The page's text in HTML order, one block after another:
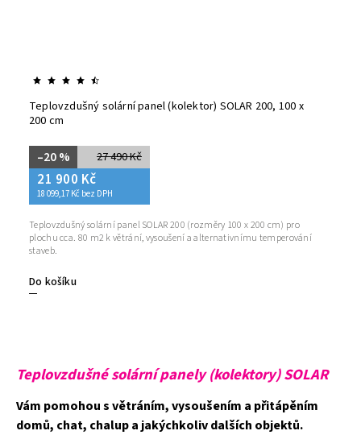
Teplovzdušný solární panel (kolektor) SOLAR 200, 100 x
200 cm
27 490 Kč
–20 %
21 900 Kč
18 099,17 Kč bez DPH
Do košíku
Teplovzdušný solární panel SOLAR 200 (rozměry 100 x 200 cm) pro
plochu cca. 80 m2 k větrání, vysoušení a alternativnímu temperování
staveb.
Teplovzdušné solární panely (kolektory) SOLAR
Vám pomohou s větráním, vysoušením a přitápěním
domů, chat, chalup a jakýchkoliv dalších objektů.